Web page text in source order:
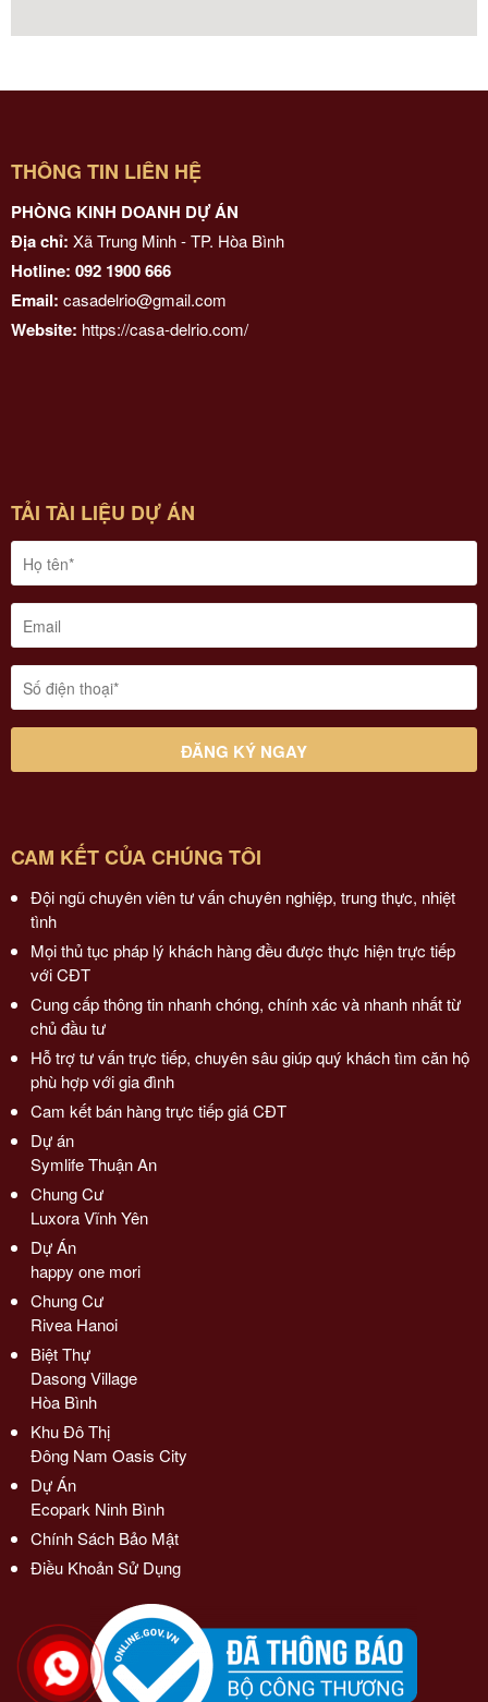
THÔNG TIN LIÊN HỆ
PHÒNG KINH DOANH DỰ ÁN
Địa chỉ: Xã Trung Minh - TP. Hòa Bình
Hotline: 092 1900 666
Email: casadelrio@gmail.com
Website: https://casa-delrio.com/
TẢI TÀI LIỆU DỰ ÁN
CAM KẾT CỦA CHÚNG TÔI
Đội ngũ chuyên viên tư vấn chuyên nghiệp, trung thực, nhiệt
tình
Mọi thủ tục pháp lý khách hàng đều được thực hiện trực tiếp
với CĐT
Cung cấp thông tin nhanh chóng, chính xác và nhanh nhất từ
chủ đầu tư
Hỗ trợ tư vấn trực tiếp, chuyên sâu giúp quý khách tìm căn hộ
phù hợp với gia đình
Cam kết bán hàng trực tiếp giá CĐT
Dự án
Symlife Thuận An
Chung Cư
Luxora Vĩnh Yên
Dự Án
happy one mori
Chung Cư
Rivea Hanoi
Biệt Thự
Dasong Village
Hòa Bình
Khu Đô Thị
Đông Nam Oasis City
Dự Án
Ecopark Ninh Bình
Chính Sách Bảo Mật
Điều Khoản Sử Dụng